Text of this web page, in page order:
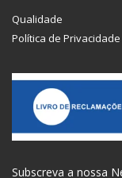
Qualidade
Política de Privacidade
Subscreva a nossa